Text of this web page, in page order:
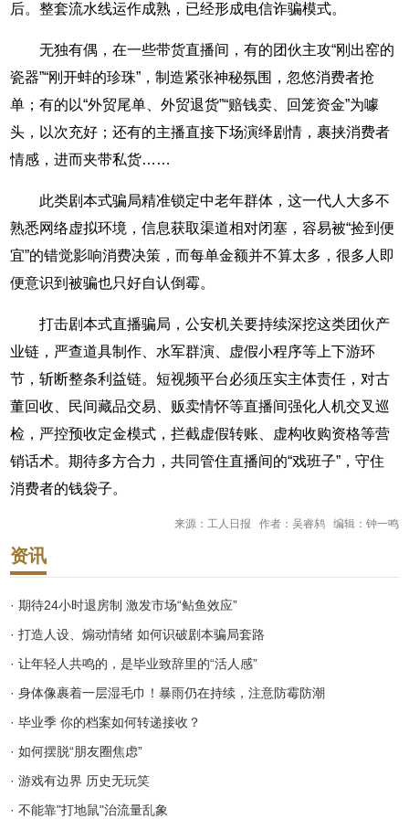
后。整套流水线运作成熟，已经形成电信诈骗模式。
无独有偶，在一些带货直播间，有的团伙主攻“刚出窑的
瓷器”“刚开蚌的珍珠”，制造紧张神秘氛围，忽悠消费者抢
单；有的以“外贸尾单、外贸退货”“赔钱卖、回笼资金”为噱
头，以次充好；还有的主播直接下场演绎剧情，裹挟消费者
情感，进而夹带私货……
此类剧本式骗局精准锁定中老年群体，这一代人大多不
熟悉网络虚拟环境，信息获取渠道相对闭塞，容易被“捡到便
宜”的错觉影响消费决策，而每单金额并不算太多，很多人即
便意识到被骗也只好自认倒霉。
打击剧本式直播骗局，公安机关要持续深挖这类团伙产
业链，严查道具制作、水军群演、虚假小程序等上下游环
节，斩断整条利益链。短视频平台必须压实主体责任，对古
董回收、民间藏品交易、贩卖情怀等直播间强化人机交叉巡
检，严控预收定金模式，拦截虚假转账、虚构收购资格等营
销话术。期待多方合力，共同管住直播间的“戏班子”，守住
消费者的钱袋子。
来源：工人日报 作者：吴睿鸫 编辑：钟一鸣
资讯
· 期待24小时退房制 激发市场“鲇鱼效应”
· 打造人设、煽动情绪 如何识破剧本骗局套路
· 让年轻人共鸣的，是毕业致辞里的“活人感”
· 身体像裹着一层湿毛巾！暴雨仍在持续，注意防霉防潮
· 毕业季 你的档案如何转递接收？
· 如何摆脱“朋友圈焦虑”
· 游戏有边界 历史无玩笑
· 不能靠"打地鼠"治流量乱象